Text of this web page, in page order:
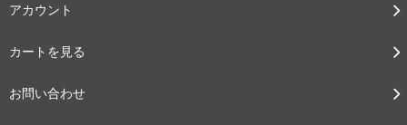
アカウント
カートを見る
お問い合わせ